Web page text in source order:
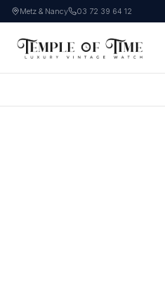
Metz & Nancy 03 72 39 64 12